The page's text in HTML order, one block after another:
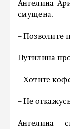
Ангелина
смущена.
– Позволите
Путилина
– Хотите
– Не
Ангелина